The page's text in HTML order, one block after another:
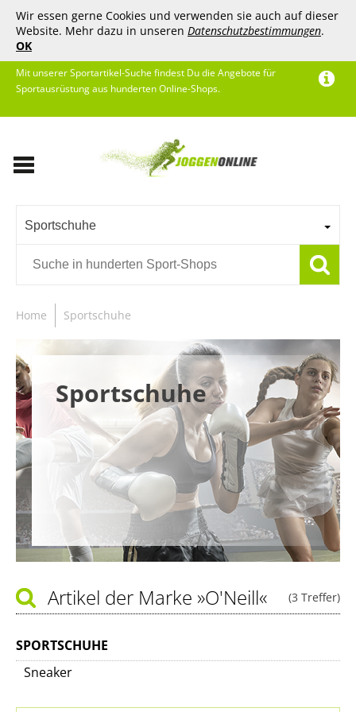
Wir essen gerne Cookies und verwenden sie auch auf dieser
Website. Mehr dazu in unseren Datenschutzbestimmungen.
OK
Mit unserer Sportartikel-Suche findest Du die Angebote für
Sportausrüstung aus hunderten Online-Shops.
Sportschuhe
Home Sportschuhe
Sportschuhe
(3 Treffer)
Artikel der Marke »O'Neill«
SPORTSCHUHE
Sneaker